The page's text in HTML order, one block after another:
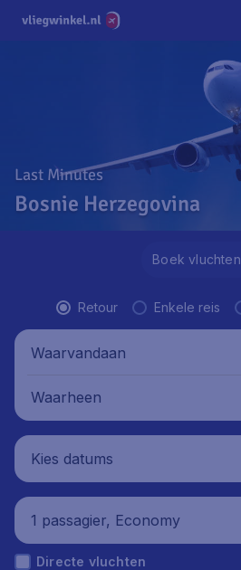
Last Minutes
Bosnie Herzegovina
Boek vluchten
Retour Enkele reis
Waarvandaan
Waarheen
Kies datums
1 passagier, Economy
Directe vluchten